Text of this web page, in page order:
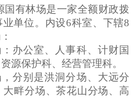
国有林场是一家全额财政拨
单位。 内设6科室、下辖8
办公室、人事科、计财国
源保护科、经营管理科。
分别是洪洞分场、大远分
畔分场、茶花山分场、高